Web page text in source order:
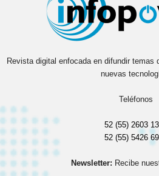
Revista digital enfocada en difundir temas
nuevas
Teléfonos
52 (55) 2603
52 (55) 5426
Newsletter: Recibe